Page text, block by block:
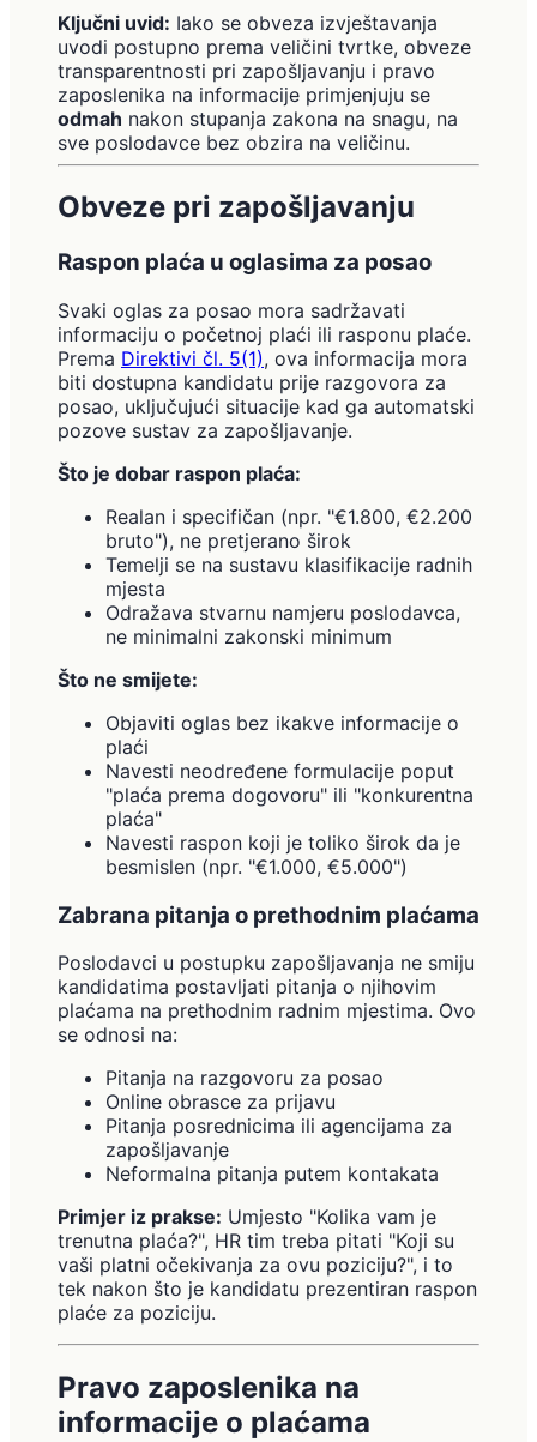
Ključni uvid: Iako se obveza izvještavanja
uvodi postupno prema veličini tvrtke, obveze
transparentnosti pri zapošljavanju i pravo
zaposlenika na informacije primjenjuju se
odmah nakon stupanja zakona na snagu, na
sve poslodavce bez obzira na veličinu.
Obveze pri zapošljavanju
Raspon plaća u oglasima za posao
Svaki oglas za posao mora sadržavati
informaciju o početnoj plaći ili rasponu plaće.
Prema Direktivi čl. 5(1), ova informacija mora
biti dostupna kandidatu prije razgovora za
posao, uključujući situacije kad ga automatski
pozove sustav za zapošljavanje.
Što je dobar raspon plaća:
Realan i specifičan (npr. "€1.800, €2.200
bruto"), ne pretjerano širok
Temelji se na sustavu klasifikacije radnih
mjesta
Odražava stvarnu namjeru poslodavca,
ne minimalni zakonski minimum
Što ne smijete:
Objaviti oglas bez ikakve informacije o
plaći
Navesti neodređene formulacije poput
"plaća prema dogovoru" ili "konkurentna
plaća"
Navesti raspon koji je toliko širok da je
besmislen (npr. "€1.000, €5.000")
Zabrana pitanja o prethodnim plaćama
Poslodavci u postupku zapošljavanja ne smiju
kandidatima postavljati pitanja o njihovim
plaćama na prethodnim radnim mjestima. Ovo
se odnosi na:
Pitanja na razgovoru za posao
Online obrasce za prijavu
Pitanja posrednicima ili agencijama za
zapošljavanje
Neformalna pitanja putem kontakata
Primjer iz prakse: Umjesto "Kolika vam je
trenutna plaća?", HR tim treba pitati "Koji su
vaši platni očekivanja za ovu poziciju?", i to
tek nakon što je kandidatu prezentiran raspon
plaće za poziciju.
Pravo zaposlenika na
informacije o plaćama